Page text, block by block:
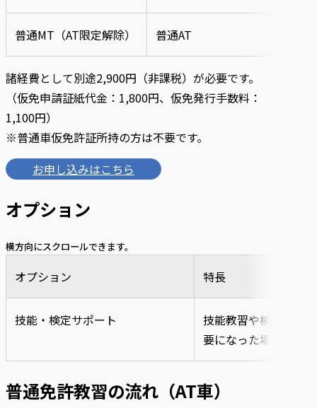
普通MT（AT限定解除） 普通AT
諸経費として別途2,900円（非課税）が必要です。
（仮免申請証紙代金：1,800円、仮免発行手数料：
1,100円）
※普通車仮免許証所持の方は不要です。
お申し込みはこちら
オプション
横方向にスクロールできます。
オプション 特長
技能・検定サポート
技能教習や検定で追
要になった場合、3回
普通免許教習の流れ（AT車）